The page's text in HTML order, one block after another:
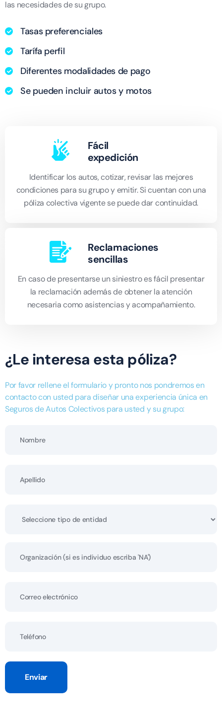
las necesidades de su grupo.
Tasas preferenciales
Tarífa perfil
Diferentes modalidades de pago
Se pueden incluir autos y motos
Fácil
expedición
Identificar los autos, cotizar, revisar las mejores
condiciones para su grupo y emitir. Si cuentan con una
póliza colectiva vigente se puede dar continuidad.
Reclamaciones
sencillas
En caso de presentarse un siniestro es fácil presentar
la reclamación además de obtener la atención
necesaria como asistencias y acompañamiento.
¿Le interesa esta póliza?
Por favor rellene el formulario y pronto nos pondremos en
contacto con usted para diseñar una experiencia única en
Seguros de Autos Colectivos para usted y su grupo:
Enviar